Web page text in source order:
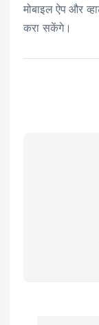
मोबाइल ऐप और
करा सकेंगे।